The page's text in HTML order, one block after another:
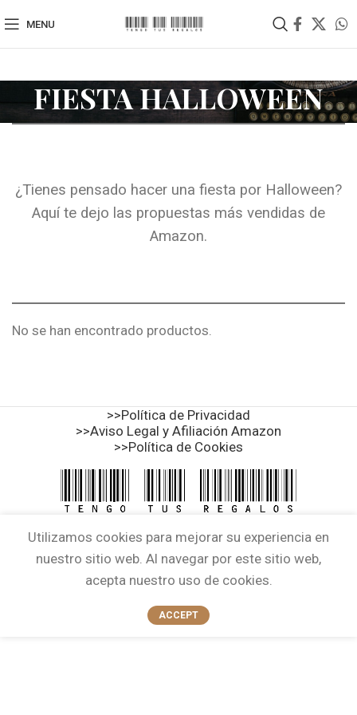
MENU
FIESTA HALLOWEEN
¿Tienes pensado hacer una fiesta por Halloween?
Aquí te dejo las propuestas más vendidas de
Amazon.
No se han encontrado productos.
>>Política de Privacidad
>>Aviso Legal y Afiliación Amazon
>>Política de Cookies
Utilizamos cookies para mejorar su experiencia en
nuestro sitio web. Al navegar por este sitio web,
acepta nuestro uso de cookies.
ACCEPT